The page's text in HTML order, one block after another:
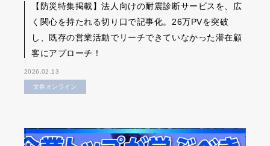
【防災特集掲載】法人向けの耐震診断サービスを、広
く関心を持たれる切り口で記事化。26万PVを突破
し、既存の営業活動でリーチできていなかった潜在顧
客にアプローチ！
2026.02.13
文春オンライン